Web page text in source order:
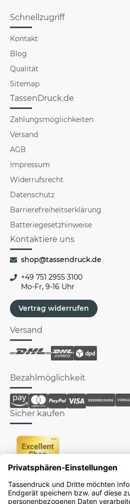
Schnellzugriff
Kontakt
Blog
Qualität
Sitemap
TassenDruck.de
Zahlungsmöglichkeiten
Versand
AGB
Impressum
Widerrufsrecht
Datenschutz
Barrierefreiheitserklärung
Batteriegesetzhinweise
Kontaktiere uns
shop@tassendruck.de
+49 751 2955 3100
Mo-Fr, 9-16 Uhr
Vertrag widerrufen
Versand
Bezahlmöglichkeit
Sicher kaufen